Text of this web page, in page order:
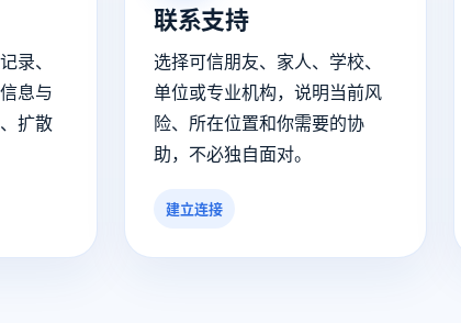
录、
息与
扩散
联系支持
选择可信朋友、家人、学校、
单位或专业机构，说明当前风
险、所在位置和你需要的协
助，不必独自面对。
建立连接